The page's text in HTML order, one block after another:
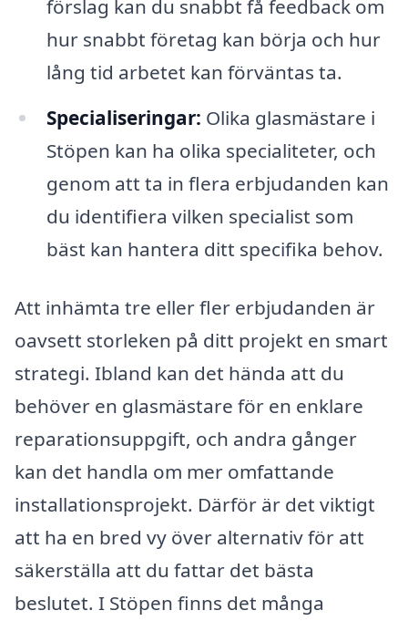
förslag kan du snabbt få feedback om
hur snabbt företag kan börja och hur
lång tid arbetet kan förväntas ta.
Specialiseringar: Olika glasmästare i
Stöpen kan ha olika specialiteter, och
genom att ta in flera erbjudanden kan
du identifiera vilken specialist som
bäst kan hantera ditt specifika behov.
Att inhämta tre eller fler erbjudanden är
oavsett storleken på ditt projekt en smart
strategi. Ibland kan det hända att du
behöver en glasmästare för en enklare
reparationsuppgift, och andra gånger
kan det handla om mer omfattande
installationsprojekt. Därför är det viktigt
att ha en bred vy över alternativ för att
säkerställa att du fattar det bästa
beslutet. I Stöpen finns det många